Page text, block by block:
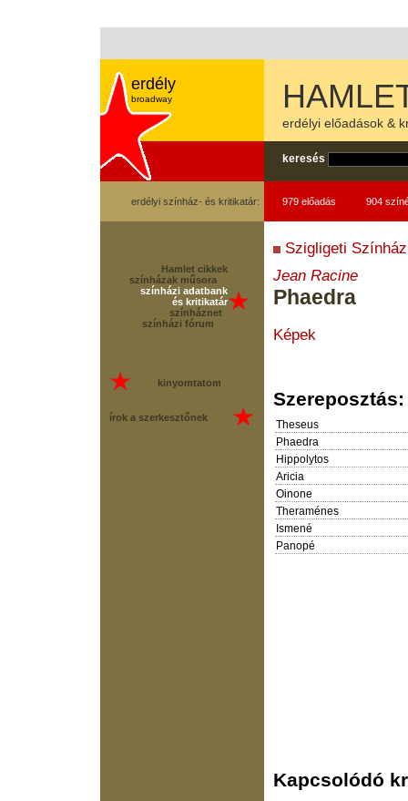
erdély
broadway
erdélyi előadások &
keresés
erdélyi színház- és kritikatár: 979 előadás 904
Szigligeti Színház
Jean Racine
Phaedra
Képek
Szereposztás:
Theseus
Phaedra
Hippolytos
Aricia
Oinone
Theraménes
Ismené
Panopé
Kapcsolódó
Hamlet cikkek
színházak műsora
színházi adatbank
és kritikatár
színháznet
színházi fórum
kinyomtatom
írok a szerkesztőnek